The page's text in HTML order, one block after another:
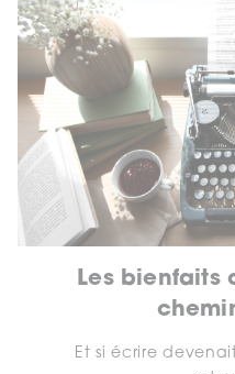
Les bienfaits
Et si écrire